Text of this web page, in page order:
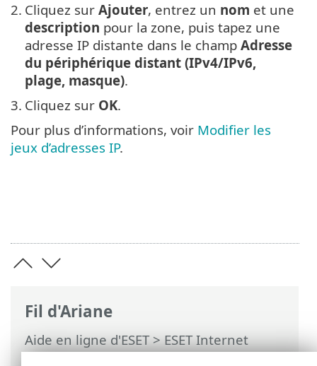
Fil d'Ariane
Aide en ligne d'ESET>ESET Internet
Security>Configuration avancée>
2. Cliquez sur Ajouter, entrez un nom et une
description pour la zone, puis tapez une
adresse IP distante dans le champ Adresse
du périphérique distant (IPv4/IPv6,
plage, masque).
3. Cliquez sur OK.
Pour plus d’informations, voir Modifier les
jeux d’adresses IP.